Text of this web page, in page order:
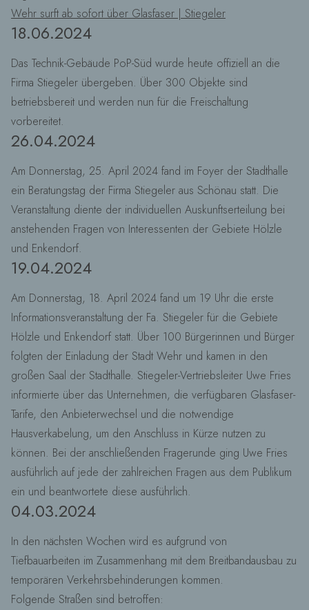
Wehr surft ab sofort über Glasfaser | Stiegeler
18.06.2024
Das Technik-Gebäude PoP-Süd wurde heute offiziell an die
Firma Stiegeler übergeben. Über 300 Objekte sind
betriebsbereit und werden nun für die Freischaltung
vorbereitet.
26.04.2024
Am Donnerstag, 25. April 2024 fand im Foyer der Stadthalle
ein Beratungstag der Firma Stiegeler aus Schönau statt. Die
Veranstaltung diente der individuellen Auskunftserteilung bei
anstehenden Fragen von Interessenten der Gebiete Hölzle
und Enkendorf.
19.04.2024
Am Donnerstag, 18. April 2024 fand um 19 Uhr die erste
Informationsveranstaltung der Fa. Stiegeler für die Gebiete
Hölzle und Enkendorf statt. Über 100 Bürgerinnen und Bürger
folgten der Einladung der Stadt Wehr und kamen in den
großen Saal der Stadthalle. Stiegeler-Vertriebsleiter Uwe Fries
informierte über das Unternehmen, die verfügbaren Glasfaser-
Tarife, den Anbieterwechsel und die notwendige
Hausverkabelung, um den Anschluss in Kürze nutzen zu
können. Bei der anschließenden Fragerunde ging Uwe Fries
ausführlich auf jede der zahlreichen Fragen aus dem Publikum
ein und beantwortete diese ausführlich.
04.03.2024
In den nächsten Wochen wird es aufgrund von
Tiefbauarbeiten im Zusammenhang mit dem Breitbandausbau zu
temporären Verkehrsbehinderungen kommen.
Folgende Straßen sind betroffen: